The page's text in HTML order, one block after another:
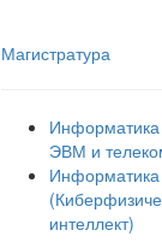
Магистратура
Информатика
ЭВМ и
Информатика
интеллект)